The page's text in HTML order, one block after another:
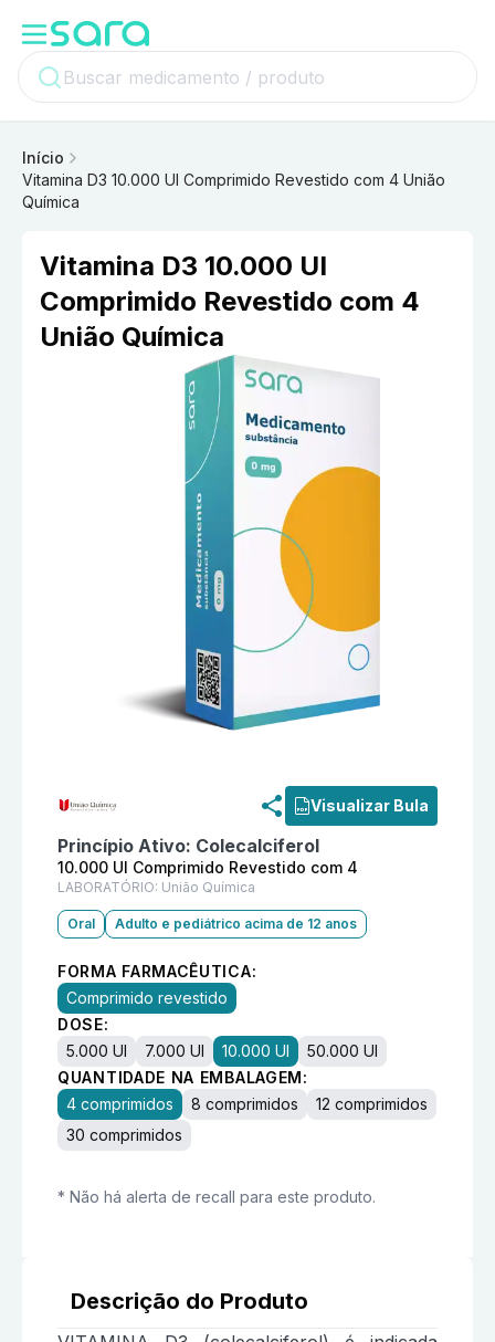
Início
Vitamina D3 10.000 UI Comprimido Revestido com 4 União
Química
Vitamina D3 10.000 UI
Comprimido Revestido com 4
União Química
Visualizar Bula
Princípio Ativo: Colecalciferol
10.000 UI Comprimido Revestido com 4
LABORATÓRIO: União Química
Oral Adulto e pediátrico acima de 12 anos
FORMA FARMACÊUTICA:
Comprimido revestido
DOSE:
5.000 UI
7.000 UI 10.000 UI
50.000 UI
QUANTIDADE NA EMBALAGEM:
4 comprimidos
8 comprimidos
12 comprimidos
30 comprimidos
* Não há alerta de recall para este produto.
Descrição do Produto